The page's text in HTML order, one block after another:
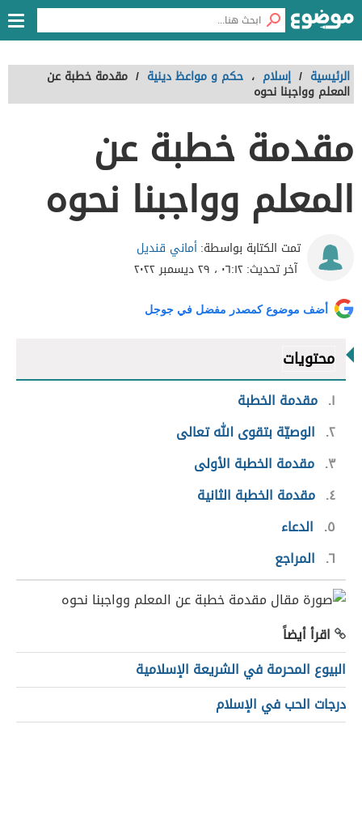
الرئيسية / إسلام ، حكم و مواعظ دينية / مقدمة خطبة عن
المعلم وواجبنا نحوه
مقدمة خطبة عن
المعلم وواجبنا نحوه
تمت الكتابة بواسطة:أماني قنديل
آخر تحديث:٠٦:١٢ ، ٢٩ ديسمبر ٢٠٢٢
أضف موضوع كمصدر مفضل في جوجل
محتويات
١ مقدمة الخطبة
٢ الوصيّة بتقوى الله تعالى
٣ مقدمة الخطبة الأولى
٤ مقدمة الخطبة الثانية
٥
الدعاء
٦ المراجع
اقرأ أيضاً
البيوع المحرمة في الشريعة الإسلامية
درجات الحب في الإسلام